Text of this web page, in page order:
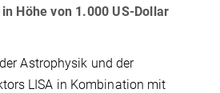
Höhe von 1.000 US-Dollar
Astrophysik und der
LISA in Kombination mit